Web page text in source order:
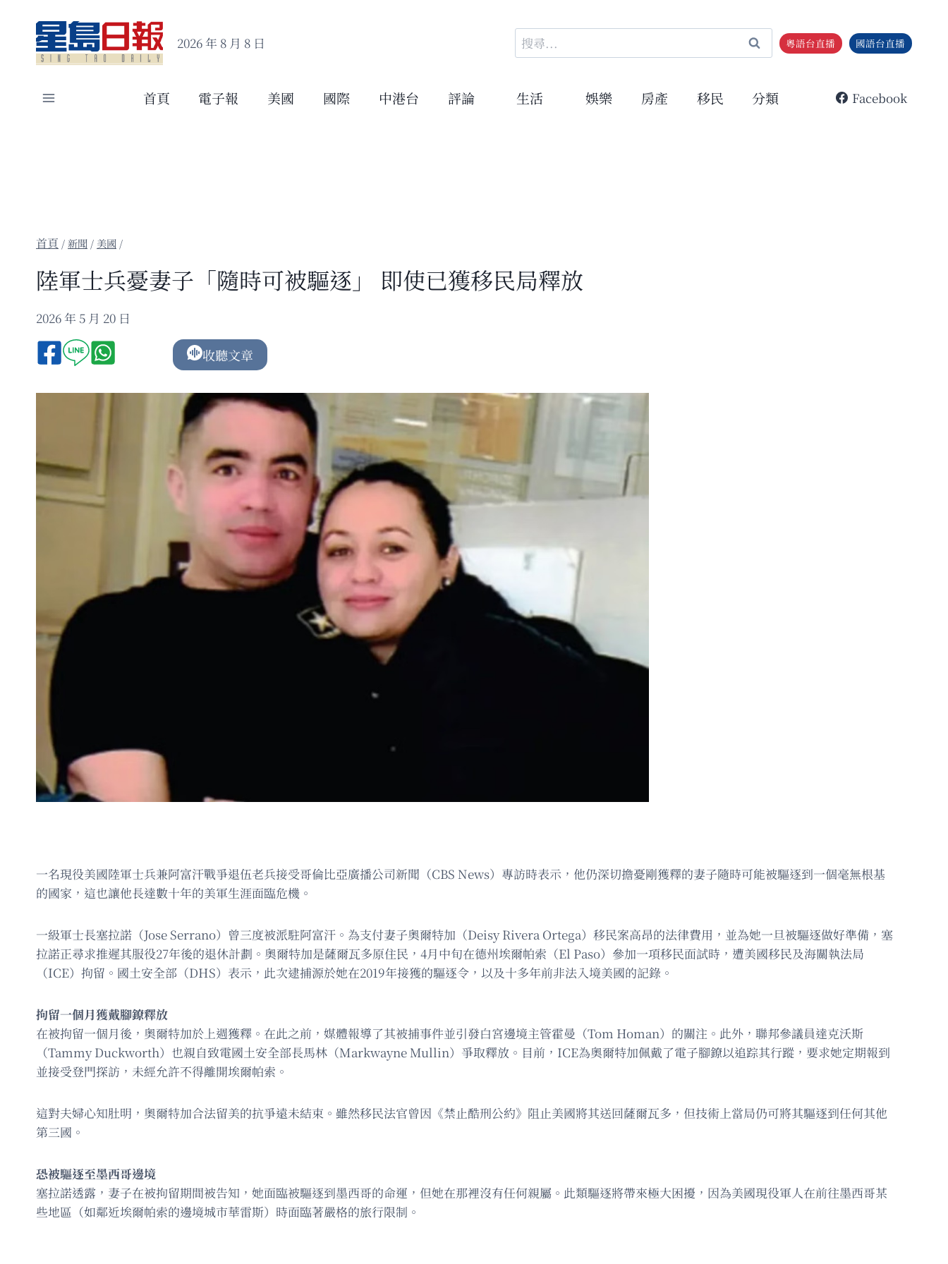
content
2026 年 8 月 8 日
搜
尋
鍵
粵語台直播 國語台直播
首頁 電子報 美國 國際 中港台 評論 生活 娛樂 房產 移民 分類 Facebook
/新聞 / 美國 /
陸軍士兵憂妻子「隨時可被驅逐」 即使已獲移民局釋放
2026 年 5 月 20 日
收聽文章
一名現役美國陸軍士兵兼阿富汗戰爭退伍老兵接受哥倫比亞廣播公司新聞（CBS News）專訪時表示，他仍深切擔憂剛獲釋的妻子隨時可能被驅逐到一個毫無根基
的國家，這也讓他長達數十年的美軍生涯面臨危機。
一級軍士長塞拉諾（Jose Serrano）曾三度被派駐阿富汗。為支付妻子奧爾特加（Deisy Rivera Ortega）移民案高昂的法律費用，並為她一旦被驅逐做好準備，塞
拉諾正尋求推遲其服役27年後的退休計劃。奧爾特加是薩爾瓦多原住民，4月中旬在德州埃爾帕索（El Paso）參加一項移民面試時，遭美國移民及海關執法局
（ICE）拘留。國土安全部（DHS）表示，此次逮捕源於她在2019年接獲的驅逐令，以及十多年前非法入境美國的記錄。
拘留一個月獲戴腳鐐釋放
在被拘留一個月後，奧爾特加於上週獲釋。在此之前，媒體報導了其被捕事件並引發白宮邊境主管霍曼（Tom Homan）的關注。此外，聯邦參議員達克沃斯
（Tammy Duckworth）也親自致電國土安全部長馬林（Markwayne Mullin）爭取釋放。目前，ICE為奧爾特加佩戴了電子腳鐐以追踪其行蹤，要求她定期報到
並接受登門探訪，未經允許不得離開埃爾帕索。
這對夫婦心知肚明，奧爾特加合法留美的抗爭遠未結束。雖然移民法官曾因《禁止酷刑公約》阻止美國將其送回薩爾瓦多，但技術上當局仍可將其驅逐到任何其他
第三國。
恐被驅逐至墨西哥邊境
塞拉諾透露，妻子在被拘留期間被告知，她面臨被驅逐到墨西哥的命運，但她在那裡沒有任何親屬。此類驅逐將帶來極大困擾，因為美國現役軍人在前往墨西哥某
些地區（如鄰近埃爾帕索的邊境城市華雷斯）時面臨著嚴格的旅行限制。